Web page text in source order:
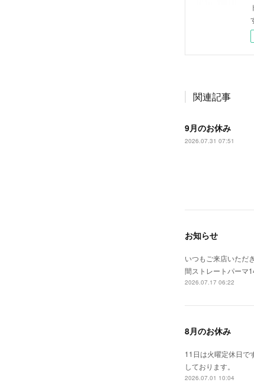
関連記事
9月のお休み
2026.07.31 07:51
お知らせ
いつもご来店いただ
間ストレートパーマ
2026.07.17 06:22
8月のお休み
11日は火曜定休日で
しております。
2026.07.01 10:04